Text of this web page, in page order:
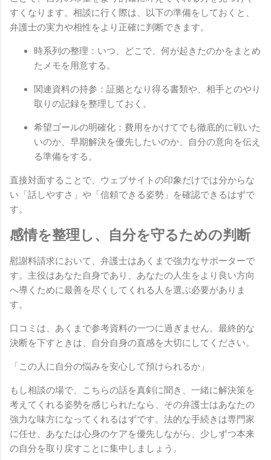
すくなります。相談に行く際は、以下の準備をしておくと、
弁護士の実力や相性をより正確に判断できます。
時系列の整理：いつ、どこで、何が起きたのかをまとめ
たメモを用意する。
関連資料の持参：証拠となり得る書類や、相手とのやり
取りの記録を整理しておく。
希望ゴールの明確化：費用をかけてでも徹底的に戦いた
いのか、早期解決を優先したいのか、自分の意向を伝え
る準備をする。
直接対面することで、ウェブサイトの印象だけでは分からな
い「話しやすさ」や「信頼できる姿勢」を確認できるはずで
す。
感情を整理し、自分を守るための判断
慰謝料請求において、弁護士はあくまで強力なサポーターで
す。主役はあなた自身であり、あなたの人生をより良い方向
へ導くために最善を尽くしてくれる人を選ぶ必要がありま
す。
口コミは、あくまで参考資料の一つに過ぎません。最終的な
決断を下すときは、自分自身の直感を大切にしてください。
「この人に自分の悩みを安心して預けられるか」
もし相談の場で、こちらの話を真剣に聞き、一緒に解決策を
考えてくれる姿勢を感じられたなら、その弁護士はあなたの
強力な味方になってくれるはずです。法的な手続きは専門家
に任せ、あなたは心身のケアを優先しながら、少しずつ本来
の自分を取り戻すことに集中しましょう。